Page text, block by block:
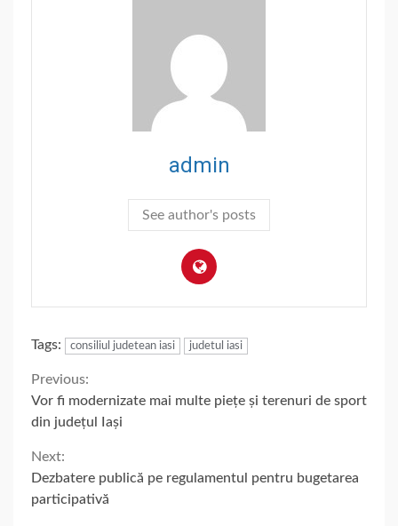
admin
See author's posts
Tags: consiliul judetean iasi judetul iasi
Continue
Reading
Previous:
Vor fi modernizate mai multe piețe și terenuri de sport
din județul Iași
Next:
Dezbatere publică pe regulamentul pentru bugetarea
participativă